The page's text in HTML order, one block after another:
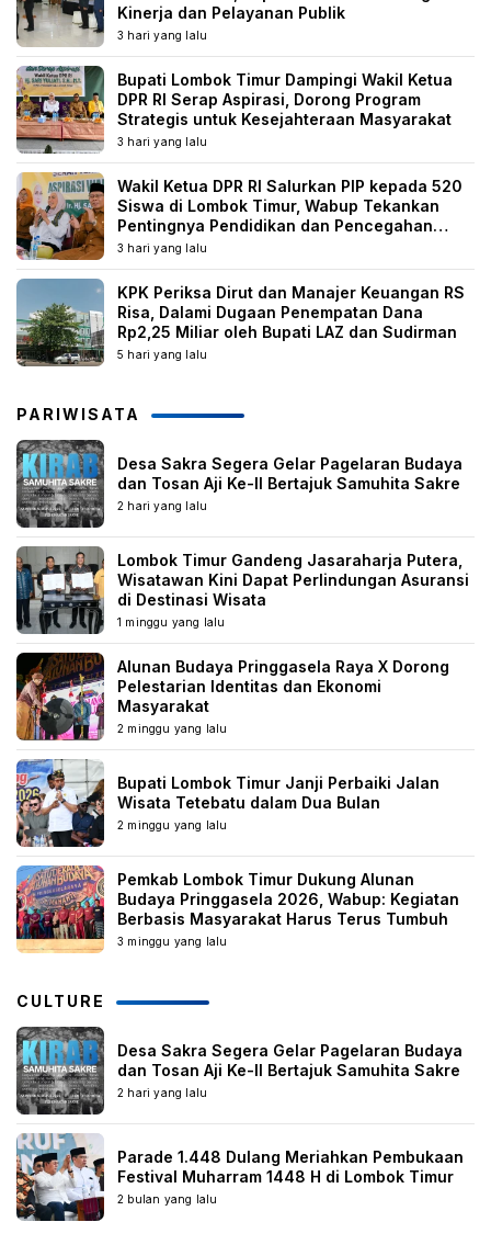
Kinerja dan Pelayanan Publik
3 hari yang lalu
Bupati Lombok Timur Dampingi Wakil Ketua
DPR RI Serap Aspirasi, Dorong Program
Strategis untuk Kesejahteraan Masyarakat
3 hari yang lalu
Wakil Ketua DPR RI Salurkan PIP kepada 520
Siswa di Lombok Timur, Wabup Tekankan
Pentingnya Pendidikan dan Pencegahan
Perkawinan Anak
3 hari yang lalu
KPK Periksa Dirut dan Manajer Keuangan RS
Risa, Dalami Dugaan Penempatan Dana
Rp2,25 Miliar oleh Bupati LAZ dan Sudirman
5 hari yang lalu
PARIWISATA
Desa Sakra Segera Gelar Pagelaran Budaya
dan Tosan Aji Ke-II Bertajuk Samuhita Sakre
2 hari yang lalu
Lombok Timur Gandeng Jasaraharja Putera,
Wisatawan Kini Dapat Perlindungan Asuransi
di Destinasi Wisata
1 minggu yang lalu
Alunan Budaya Pringgasela Raya X Dorong
Pelestarian Identitas dan Ekonomi
Masyarakat
2 minggu yang lalu
Bupati Lombok Timur Janji Perbaiki Jalan
Wisata Tetebatu dalam Dua Bulan
2 minggu yang lalu
Pemkab Lombok Timur Dukung Alunan
Budaya Pringgasela 2026, Wabup: Kegiatan
Berbasis Masyarakat Harus Terus Tumbuh
3 minggu yang lalu
CULTURE
Desa Sakra Segera Gelar Pagelaran Budaya
dan Tosan Aji Ke-II Bertajuk Samuhita Sakre
2 hari yang lalu
Parade 1.448 Dulang Meriahkan Pembukaan
Festival Muharram 1448 H di Lombok Timur
2 bulan yang lalu